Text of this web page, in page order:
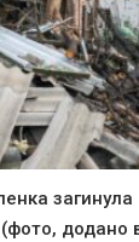
загинула
додано